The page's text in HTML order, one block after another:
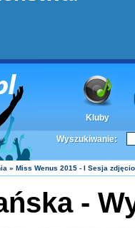
Kluby
Wyszukiwanie:
» Miss Wenus 2015 - I Sesja
-